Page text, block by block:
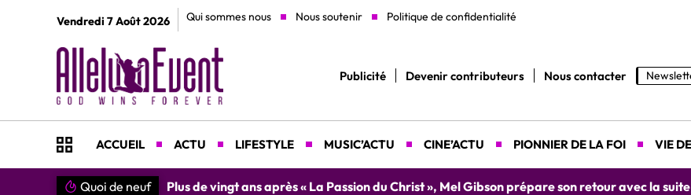
Vendredi 7 Août 2026 Qui sommes nous Nous soutenir Politique de confidentialité
Publicité Devenir contributeurs Nous contacter
ACCUEIL ACTU LIFESTYLE MUSIC’ACTU CINE’ACTU PIONNIER DE LA FOI VIE
Quoi de neuf »SIMPLEMENT MERCI » : Chantre Lyah donne rendez-vous le 9 août prochain à Abidjan